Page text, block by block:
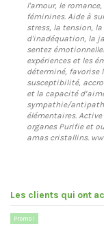
l'amour, le
féminines. Aide à
stress, la tension,
d'inadéquation, la
sentez
expériences et les
déterminé, favorise
susceptibilité,
et la capacité
sympathie/
élémentaires.
organes Purifie et
amas cristallins.
Les clients qui ont
Promo !